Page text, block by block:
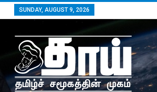
SUNDAY, AUGUST 9, 2026